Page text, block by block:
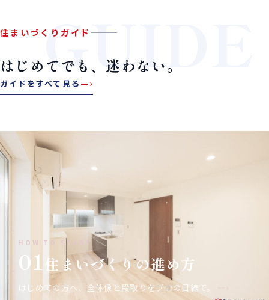
GUIDE
住まいづくりガイド
はじめてでも、迷わない。
ガイドをすべて見る —›
HOW TO START
01 住まいづくりの進め方
はじめての方へ、全体像と段取りをプロの目線で。 —›